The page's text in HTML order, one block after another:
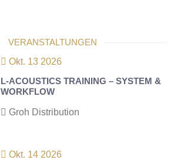
VERANSTALTUNGEN
Okt. 13 2026
L-ACOUSTICS TRAINING – SYSTEM &
WORKFLOW
Groh Distribution
Okt. 14 2026